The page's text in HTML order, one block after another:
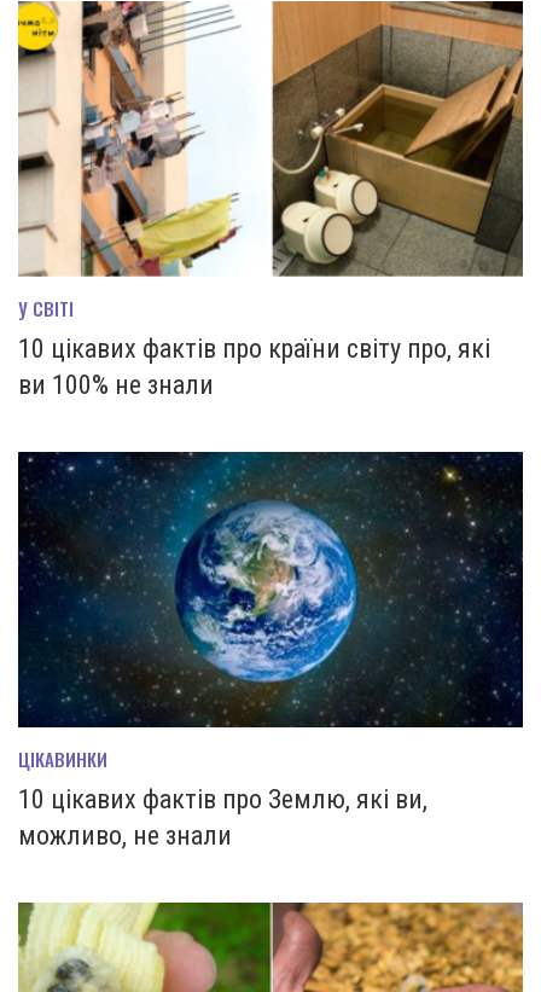
У СВІТІ
10 цікавих фактів про країни світу про, які
ви 100% не знали
ЦІКАВИНКИ
10 цікавих фактів про Землю, які ви,
можливо, не знали